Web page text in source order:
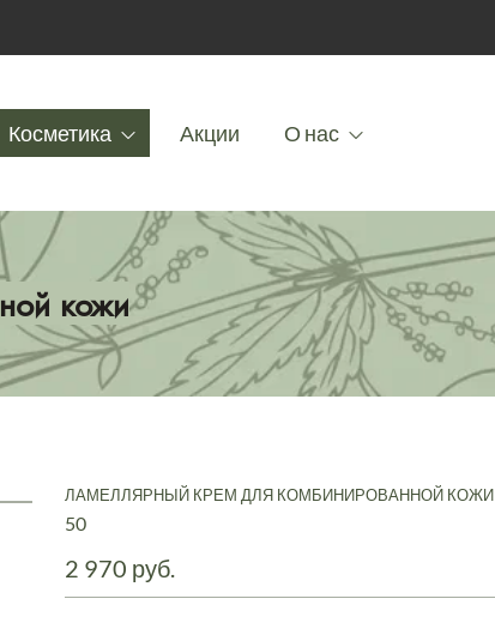
Косметика Акции О нас
кожи
ЛАМЕЛЛЯРНЫЙ КРЕМ ДЛЯ КОМБИНИРОВАННОЙ КОЖИ
50
2 970 руб.